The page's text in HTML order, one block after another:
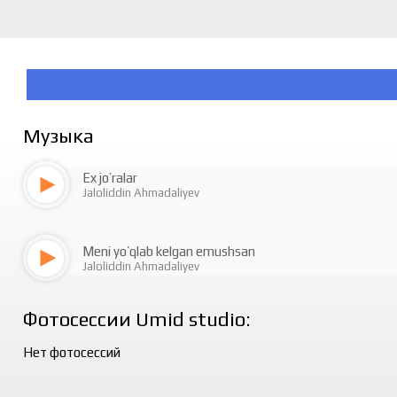
Музыка
Ex jo’ralar
Jaloliddin Ahmadaliyev
Meni yo’qlab kelgan emushsan
Jaloliddin Ahmadaliyev
Фотосессии Umid studio:
Нет фотосессий